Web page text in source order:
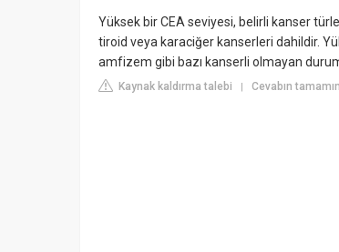
Yüksek bir CEA seviyesi, belirli kanser
tiroid veya karaciğer kanserleri dahildir.
amfizem gibi bazı kanserli olmayan
Kaynak kaldırma talebi | Cevabın